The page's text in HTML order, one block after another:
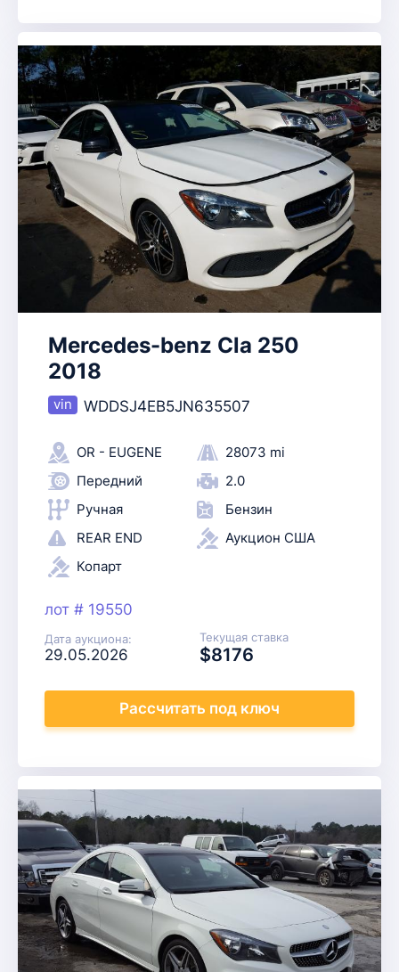
Mercedes-benz Cla 250
2018
WDDSJ4EB5JN635507
OR - EUGENE
28073 mi
Передний
2.0
Ручная
Бензин
REAR END
Аукцион США
Копарт
лот # 19550
Дата аукциона:
29.05.2026
Текущая ставка
$8176
Рассчитать под ключ